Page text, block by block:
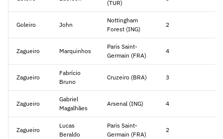
(TUR)
Goleiro John
Nottingham
Forest (ING)
2
Zagueiro Marquinhos
Paris Saint-
Germain (FRA)
4
Zagueiro
Fabrício
Bruno
Cruzeiro (BRA) 3
Zagueiro
Gabriel
Magalhães
Arsenal (ING) 4
Zagueiro
Lucas
Beraldo
Paris Saint-
Germain (FRA)
2